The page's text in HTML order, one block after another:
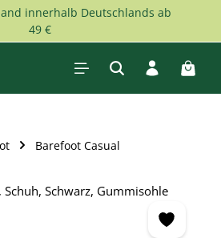
innerhalb Deutschlands ab
49 €
Barefoot Casual